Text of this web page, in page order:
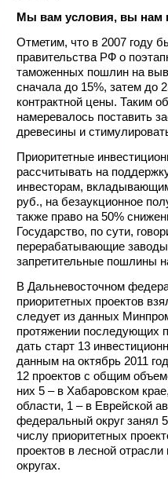
Мы вам условия, вы нам
Отметим, что в 2007 году
правительства РФ о
таможенных пошлин на
сначала до 15%, затем до
контрактной цены. Таким
намеревалось поставить
древесины и
Приоритетные
рассчитывать на
инвесторам,
руб., на безаукционное
также право на 50%
Государство, по сути,
перерабатывающие
запретительные пошлины
В Дальневосточном
приоритетных проектов
следует из данных
протяжении последующих
дать старт 13
данным на октябрь 2011
12 проектов с общим
них 5 – в Хабаровском
области, 1 – в Еврейской
федеральный округ занял
числу приоритетных
проектов в лесной
округах.